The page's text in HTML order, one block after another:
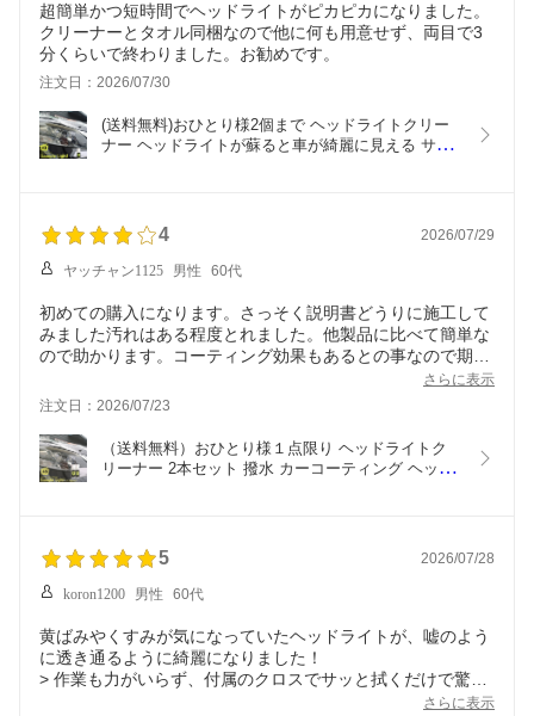
超簡単かつ短時間でヘッドライトがピカピカになりました。
クリーナーとタオル同梱なので他に何も用意せず、両目で3
分くらいで終わりました。お勧めです。
注文日：2026/07/30
(送料無料)おひとり様2個まで ヘッドライトクリー
ナー ヘッドライトが蘇ると車が綺麗に見える サン
4 2026/07/29
ヤッチャン1125 男性 60代
初めての購入になります。さっそく説明書どうりに施工して
みました汚れはある程度とれました。他製品に比べて簡単な
ので助かります。コーティング効果もあるとの事なので期待
さらに表示
注文日：2026/07/23
（送料無料）おひとり様１点限り ヘッドライトク
リーナー 2本セット 撥水 カーコーティング ヘッド
洗車 コーティング
5 2026/07/28
koron1200 男性 60代
黄ばみやくすみが気になっていたヘッドライトが、嘘のよう
に透き通るように綺麗になりました！
> 作業も力がいらず、付属のクロスでサッと拭くだけで驚く
ほど透明感が復活します。市販のクリーナーを色々試してき
さらに表示